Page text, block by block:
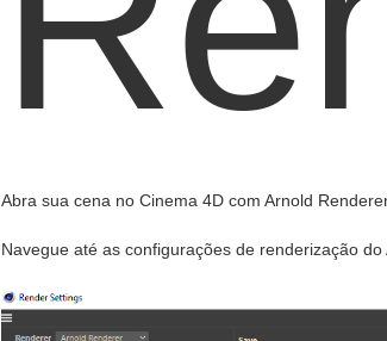
Abra sua cena no Cinema 4D com Arnold
Navegue até as configurações de renderização do